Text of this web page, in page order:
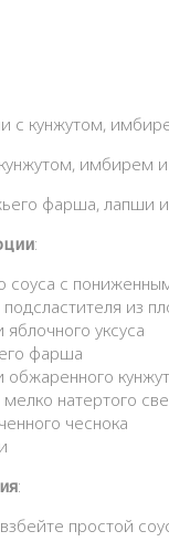
кунжутом,
фарша, лапши
:
соуса с
из
уксуса
фарша
мелко натертого
чеснока
:
простой